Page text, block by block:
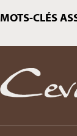
MOTS-CLÉS